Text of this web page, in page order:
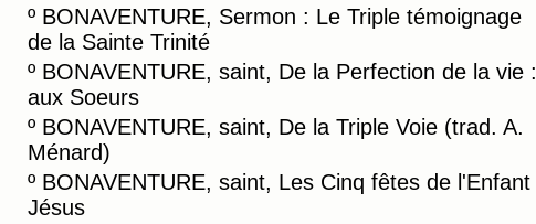
º BONAVENTURE, Sermon : Le Triple témoignage
de la Sainte Trinité
º BONAVENTURE, saint, De la Perfection de la vie :
aux Soeurs
º BONAVENTURE, saint, De la Triple Voie (trad. A.
Ménard)
º BONAVENTURE, saint, Les Cinq fêtes de l'Enfant
Jésus